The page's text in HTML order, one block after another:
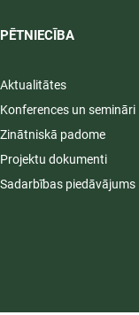
PĒTNIECĪBA
Aktualitātes
Konferences un semināri
Zinātniskā padome
Projektu dokumenti
Sadarbības piedāvājums